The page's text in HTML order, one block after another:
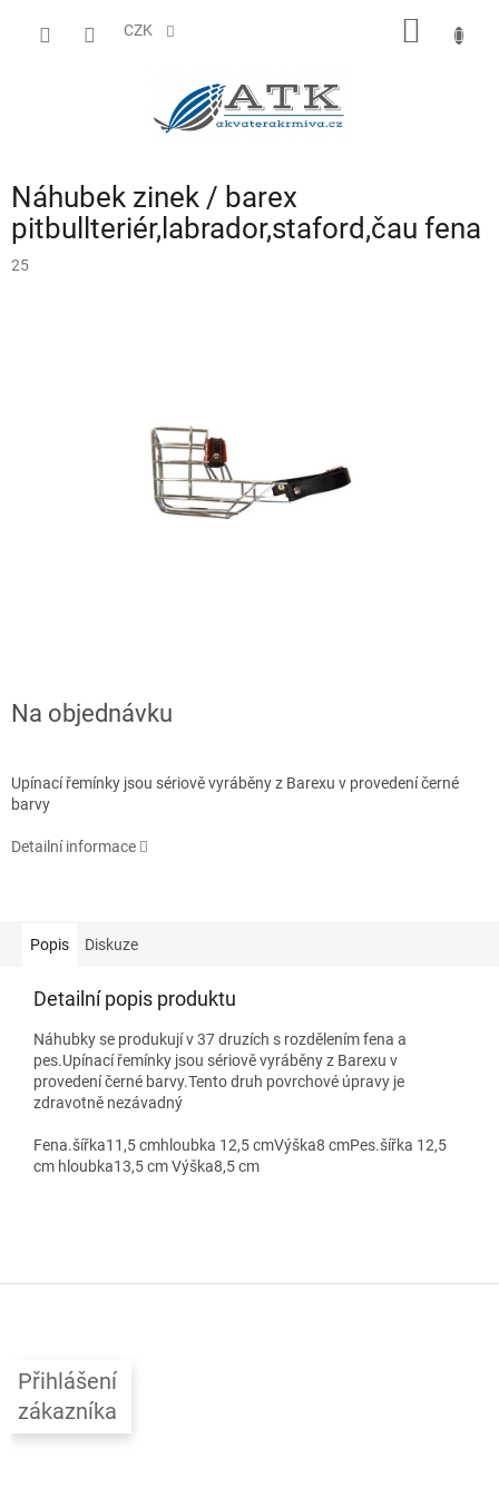
CZK
Náhubek zinek / barex
pitbullteriér,labrador,staford,čau fena
25
Na objednávku
Upínací řemínky jsou sériově vyráběny z Barexu v provedení černé
barvy
Detailní informace
Popis Diskuze
Detailní popis produktu
Náhubky se produkují v 37 druzích s rozdělením fena a
pes.Upínací řemínky jsou sériově vyráběny z Barexu v
provedení černé barvy.Tento druh povrchové úpravy je
zdravotně nezávadný
Fena.šířka11,5 cmhloubka 12,5 cmVýška8 cmPes.šířka 12,5
cm hloubka13,5 cm Výška8,5 cm
Přihlášení
zákazníka